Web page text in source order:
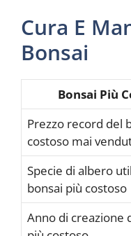
Cura E
Bonsai
Bonsai Più
Prezzo record del
costoso mai
Specie di albero
bonsai più costoso
Anno di creazione